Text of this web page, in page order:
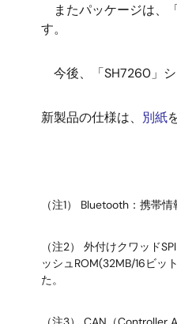
またパッケージは、
す。
今後、「SH7260」シ
新製品の仕様は、 別紙
（注1） Bluetooth：携帯
（注2） 外付けクワッド
ッシュROM(32MB/16ビッ
た。